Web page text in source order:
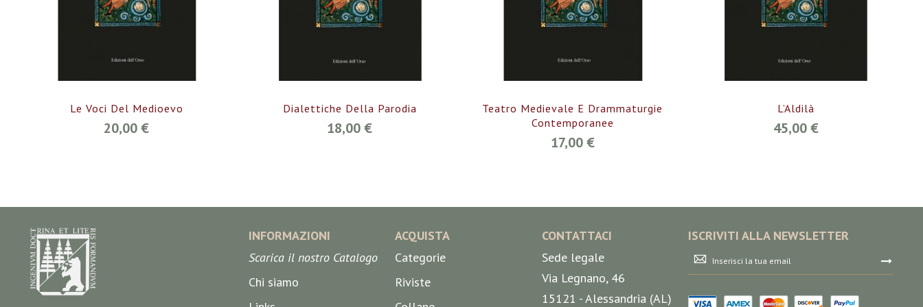
Le Voci Del Medioevo
20,00 €
Dialettiche Della Parodia
18,00 €
Teatro Medievale E Drammaturgie
Contemporanee
17,00 €
L’Aldilà
45,00 €
INFORMAZIONI
Scarica il nostro Catalogo
Chi siamo
ACQUISTA
Categorie
Riviste
CONTATTACI
Sede legale
Via Legnano, 46
15121 - Alessandria (AL)
ISCRIVITI ALLA NEWSLETTER
Iscriviti
alla
nostra